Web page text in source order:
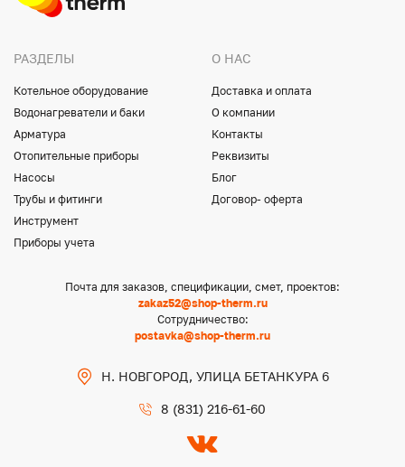
РАЗДЕЛЫ
Котельное оборудование
Водонагреватели и баки
Арматура
Отопительные приборы
Насосы
Трубы и фитинги
Инструмент
Приборы учета
О НАС
Доставка и оплата
О компании
Контакты
Реквизиты
Блог
Договор- оферта
Почта для заказов, спецификации, смет, проектов:
zakaz52@shop-therm.ru
Сотрудничество:
postavka@shop-therm.ru
Н. НОВГОРОД, УЛИЦА БЕТАНКУРА 6
8 (831) 216-61-60